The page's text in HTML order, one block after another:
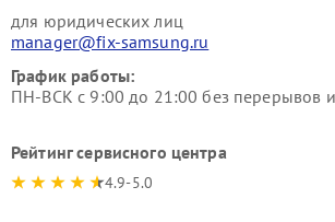
для юридических лиц
manager@fix-samsung.ru
График работы:
ПН-ВСК с 9:00 до 21:00 без перерывов
Рейтинг сервисного центра
4.9-5.0